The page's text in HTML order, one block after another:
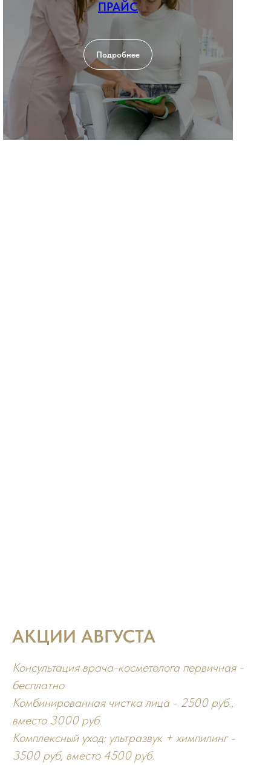
ПРАЙС
Подробнее
АКЦИИ АВГУСТА
Консультация врача-косметолога первичная -
бесплатно
Комбинированная чистка лица - 2500 руб.,
вместо 3000 руб.
Комплексный уход: ультразвук + химпилинг -
3500 руб, вместо 4500 руб.